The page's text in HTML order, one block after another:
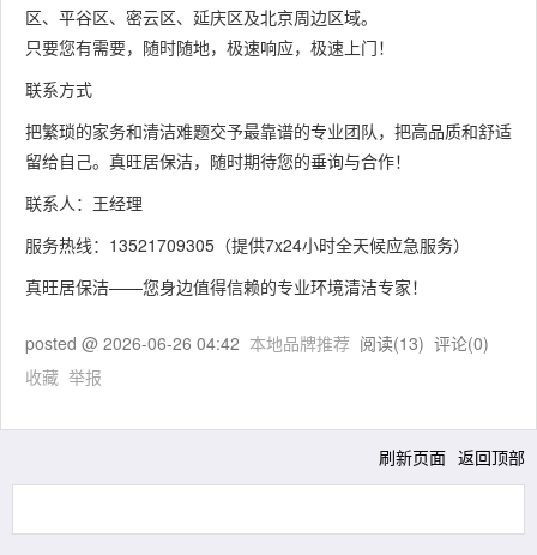
区、平谷区、密云区、延庆区及北京周边区域。
只要您有需要，随时随地，极速响应，极速上门！
联系方式
把繁琐的家务和清洁难题交予最靠谱的专业团队，把高品质和舒适
留给自己。真旺居保洁，随时期待您的垂询与合作！
联系人：王经理
服务热线：13521709305（提供7x24小时全天候应急服务）
真旺居保洁——您身边值得信赖的专业环境清洁专家！
posted @ 2026-06-26 04:42 本地品牌推荐 阅读(13) 评论(0)
收藏 举报
刷新页面 返回顶部